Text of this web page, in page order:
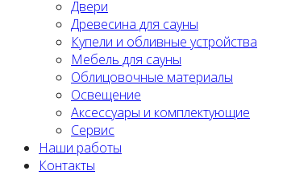
Двери
Древесина для сауны
Купели и обливные устройства
Мебель для сауны
Облицовочные материалы
Освещение
Аксессуары и комплектующие
Сервис
Наши работы
Контакты